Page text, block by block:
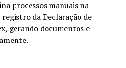
processos manuais na
registro da Declaração de
gerando documentos e